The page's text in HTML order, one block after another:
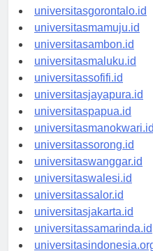
universitaskendari.id
universitasgorontalo.id
universitasmamuju.id
universitasambon.id
universitasmaluku.id
universitassofifi.id
universitasjayapura.id
universitaspapua.id
universitasmanokwari.id
universitassorong.id
universitaswanggar.id
universitaswalesi.id
universitassalor.id
universitasjakarta.id
universitassamarinda.id